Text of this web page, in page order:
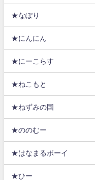
★なぽり
★にんにん
★にーこらす
★ねこもと
★ねずみの国
★ののむー
★はなまるボーイ
★ひー